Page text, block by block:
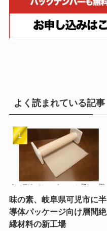
よく読まれている記事
味の素、岐阜県可児市に半
導体パッケージ向け層間絶
縁材料の新工場